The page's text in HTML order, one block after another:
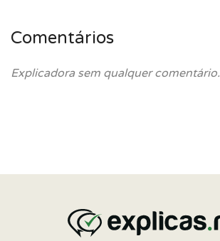
Comentários
Explicadora sem qualquer comentário.